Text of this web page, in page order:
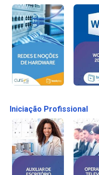
Iniciação Profissional